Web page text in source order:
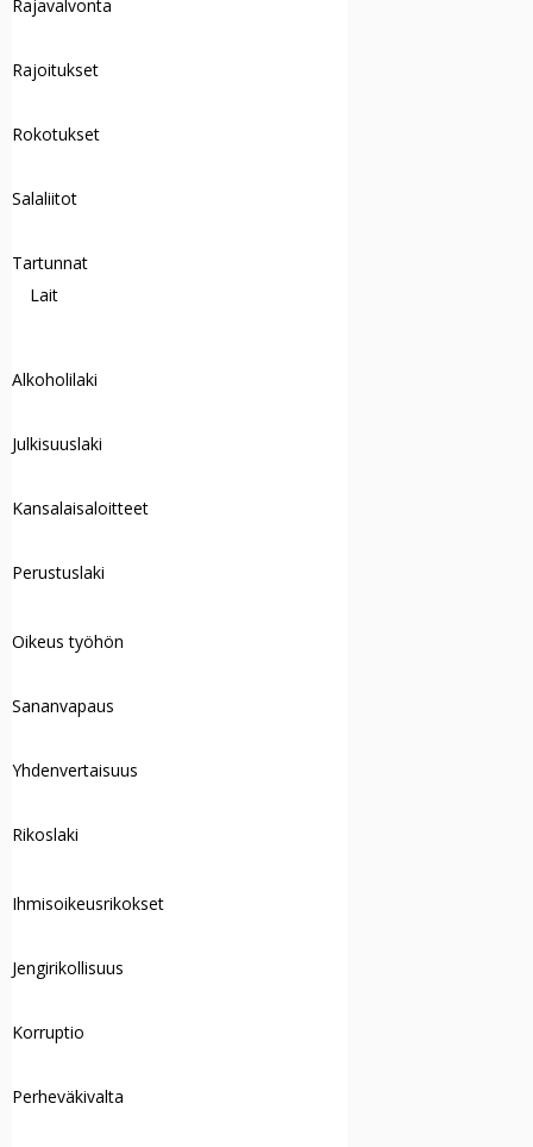
Rajavalvonta
Rajoitukset
Rokotukset
Salaliitot
Tartunnat
Lait
Alkoholilaki
Julkisuuslaki
Kansalaisaloitteet
Perustuslaki
Oikeus työhön
Sananvapaus
Yhdenvertaisuus
Rikoslaki
Ihmisoikeusrikokset
Jengirikollisuus
Korruptio
Perheväkivalta